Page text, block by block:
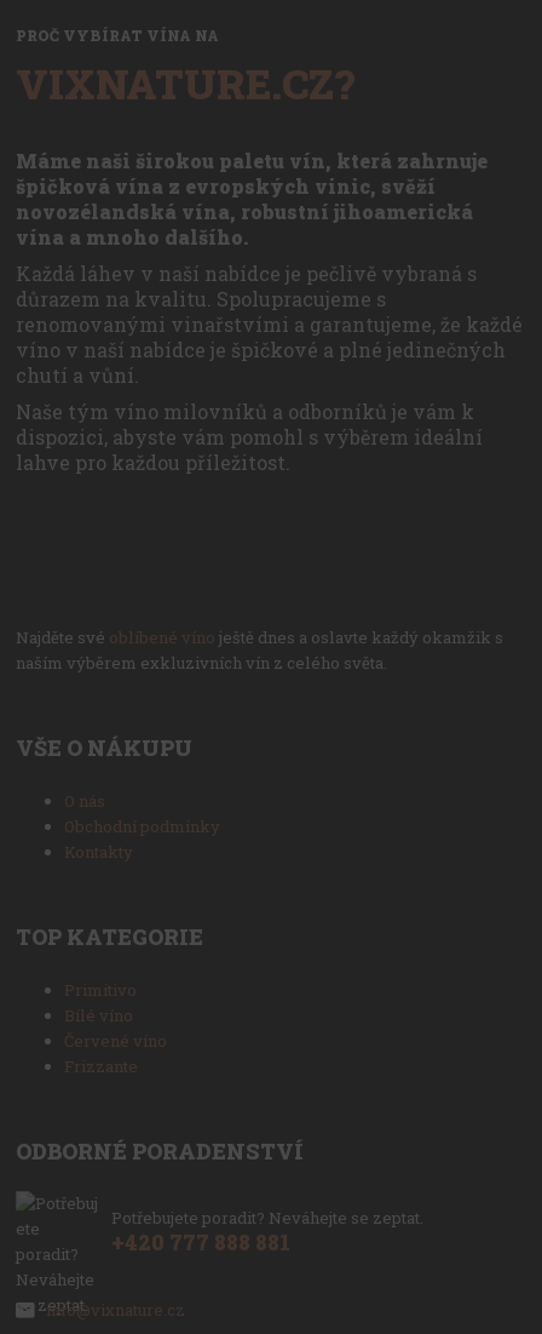
PROČ VYBÍRAT VÍNA NA
VIXNATURE.CZ?
Máme naši širokou paletu vín, která zahrnuje
špičková vína z evropských vinic, svěží
novozélandská vína, robustní jihoamerická
vína a mnoho dalšího.
Každá láhev v naší nabídce je pečlivě vybraná s
důrazem na kvalitu. Spolupracujeme s
renomovanými vinařstvími a garantujeme, že každé
víno v naší nabídce je špičkové a plné jedinečných
chutí a vůní.
Naše tým víno milovníků a odborníků je vám k
dispozici, abyste vám pomohl s výběrem ideální
lahve pro každou příležitost.
Najděte své oblíbené víno ještě dnes a oslavte každý okamžik s
naším výběrem exkluzivních vín z celého světa.
VŠE O NÁKUPU
O nás
Obchodní podmínky
Kontakty
TOP KATEGORIE
Primitivo
Bílé víno
Červené víno
Frizzante
ODBORNÉ PORADENSTVÍ
Potřebujete poradit? Neváhejte se zeptat.
+420 777 888 881
info@vixnature.cz